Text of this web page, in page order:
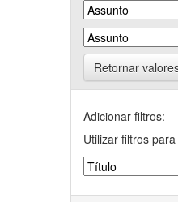
Retornar
Adicionar filtros:
Utilizar filtros